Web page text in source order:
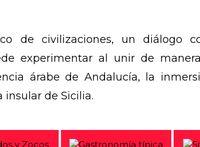
de civilizaciones, un diálogo
experimentar al unir de
árabe de Andalucía, la
insular de Sicilia.